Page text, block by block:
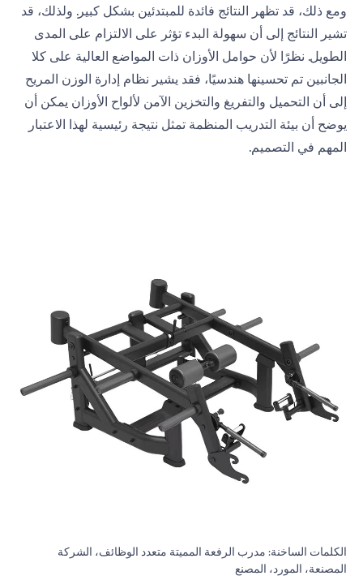
ومع ذلك، قد تظهر النتائج فائدة للمبتدئين بشكل كبير. ولذلك، قد
تشير النتائج إلى أن سهولة البدء تؤثر على الالتزام على المدى
الطويل. نظرًا لأن حوامل الأوزان ذات المواضع العالية على كلا
الجانبين تم تحسينها هندسيًا، فقد يشير نظام إدارة الوزن المريح
إلى أن التحميل والتفريغ والتخزين الآمن لألواح الأوزان يمكن أن
يوضح أن بيئة التدريب المنظمة تمثل نتيجة رئيسية لهذا الاعتبار
المهم في التصميم.
الكلمات الساخنة: مدرب الرفعة المميتة متعدد الوظائف، الشركة
المصنعة، المورد، المصنع